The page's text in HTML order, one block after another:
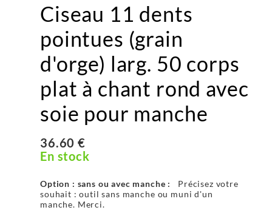
Ciseau 11 dents
pointues (grain
d'orge) larg. 50 corps
plat à chant rond avec
soie pour manche
36.60 €
En stock
Option : sans ou avec manche :
Précisez votre
souhait : outil sans manche ou muni d'un
manche. Merci.